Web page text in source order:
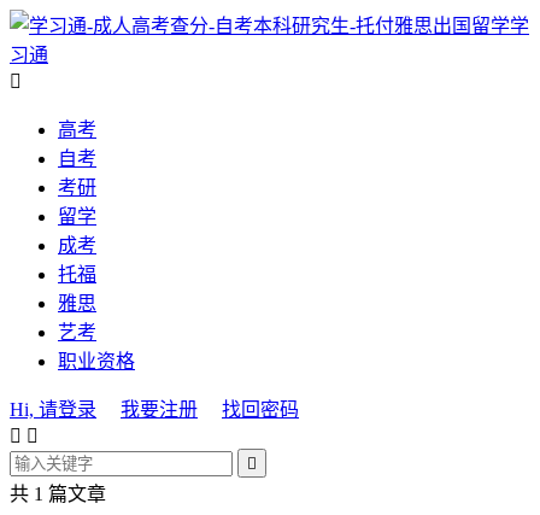
学
习通

高考
自考
考研
留学
成考
托福
雅思
艺考
职业资格
Hi, 请登录 我要注册
找回密码
 

共 1 篇文章